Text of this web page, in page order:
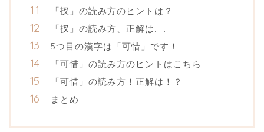
「扠」の読み方のヒントは？
「扠」の読み方、正解は……
5つ目の漢字は「可惜」です！
「可惜」の読み方のヒントはこちら
「可惜」の読み方！正解は！？
まとめ